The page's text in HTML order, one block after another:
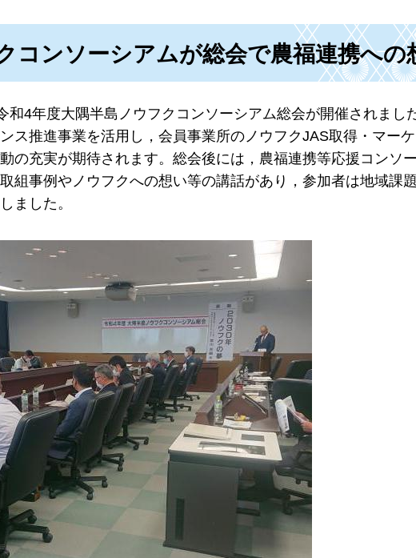
コンソーシアムが総会で農福連携への
和4年度大隅半島ノウフクコンソーシアム総会が開催されまし
ス推進事業を活用し，会員事業所のノウフクJAS取得・マー
の充実が期待されます。総会後には，農福連携等応援コンソ
組事例やノウフクへの想い等の講話があり，参加者は地域課
ました。